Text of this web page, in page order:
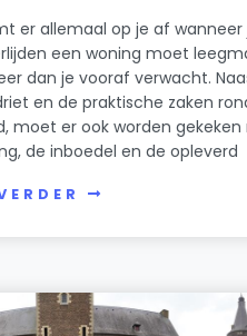
er allemaal op je af wanneer
een woning moet
dan je vooraf verwacht.
en de praktische zaken
moet er ook worden gekeken
de inboedel en de opleverd